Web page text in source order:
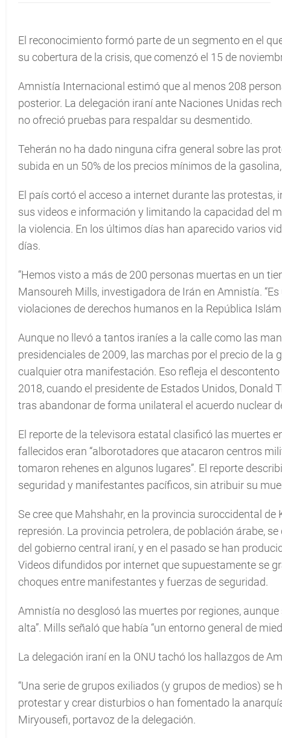
El reconocimiento formó parte de un segmento en el
su cobertura de la crisis, que comenzó el 15 de
Amnistía Internacional estimó que al menos 208
posterior. La delegación iraní ante Naciones Unidas
no ofreció pruebas para respaldar su desmentido.
Teherán no ha dado ninguna cifra general sobre las
subida en un 50% de los precios mínimos de la
El país cortó el acceso a internet durante las
sus videos e información y limitando la capacidad del
la violencia. En los últimos días han aparecido varios
días.
“Hemos visto a más de 200 personas muertas en un
Mansoureh Mills, investigadora de Irán en Amnistía.
violaciones de derechos humanos en la República
Aunque no llevó a tantos iraníes a la calle como las
presidenciales de 2009, las marchas por el precio de
cualquier otra manifestación. Eso refleja el
2018, cuando el presidente de Estados Unidos,
tras abandonar de forma unilateral el acuerdo nuclear
El reporte de la televisora estatal clasificó las muertes
fallecidos eran “alborotadores que atacaron centros
tomaron rehenes en algunos lugares”. El reporte
seguridad y manifestantes pacíficos, sin atribuir su
Se cree que Mahshahr, en la provincia suroccidental
represión. La provincia petrolera, de población árabe,
del gobierno central iraní, y en el pasado se han
Videos difundidos por internet que supuestamente se
choques entre manifestantes y fuerzas de seguridad.
Amnistía no desglosó las muertes por regiones,
alta”. Mills señaló que había “un entorno general de
La delegación iraní en la ONU tachó los hallazgos de
“Una serie de grupos exiliados (y grupos de medios)
protestar y crear disturbios o han fomentado la
Miryousefi, portavoz de la delegación.